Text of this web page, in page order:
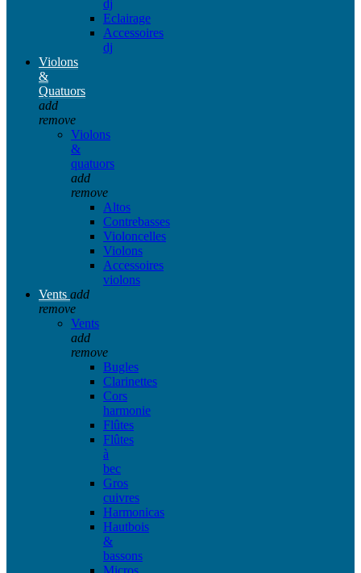
dj
Eclairage
Accessoires
dj
Violons
&
Quatuors
add
remove
Violons
&
quatuors
add
remove
Altos
Contrebasses
Violoncelles
Violons
Accessoires
violons
Vents add
remove
Vents
add
remove
Bugles
Clarinettes
Cors
harmonie
Flûtes
Flûtes
à
bec
Gros
cuivres
Harmonicas
Hautbois
&
bassons
Micros